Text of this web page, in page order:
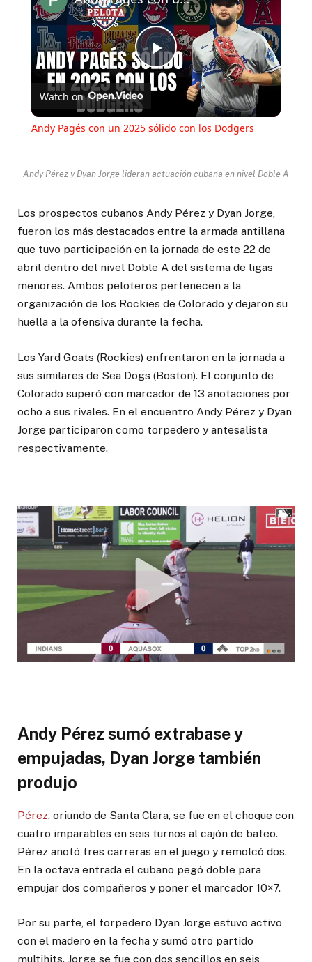
Play
Video
Watch on
Andy Pagés con un 2025 sólido con los Dodgers
Andy Pérez y Dyan Jorge lideran actuación cubana en nivel Doble A
Los prospectos cubanos Andy Pérez y Dyan Jorge,
fueron los más destacados entre la armada antillana
que tuvo participación en la jornada de este 22 de
abril dentro del nivel Doble A del sistema de ligas
menores. Ambos peloteros pertenecen a la
organización de los Rockies de Colorado y dejaron su
huella a la ofensiva durante la fecha.
Los Yard Goats (Rockies) enfrentaron en la jornada a
sus similares de Sea Dogs (Boston). El conjunto de
Colorado superó con marcador de 13 anotaciones por
ocho a sus rivales. En el encuentro Andy Pérez y Dyan
Jorge participaron como torpedero y antesalista
respectivamente.
Andy Pérez sumó extrabase y
empujadas, Dyan Jorge también
produjo
Pérez, oriundo de Santa Clara, se fue en el choque con
cuatro imparables en seis turnos al cajón de bateo.
Pérez anotó tres carreras en el juego y remolcó dos.
En la octava entrada el cubano pegó doble para
empujar dos compañeros y poner el marcador 10×7.
Por su parte, el torpedero Dyan Jorge estuvo activo
con el madero en la fecha y sumó otro partido
multihits. Jorge se fue con dos sencillos en seis